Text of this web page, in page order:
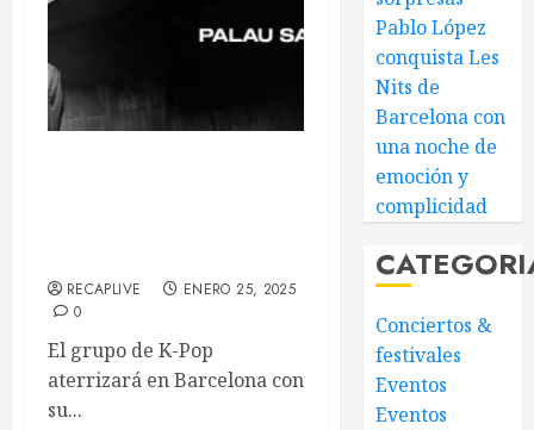
RECAPLIVE
ENERO 25, 2025
0
El grupo de K-Pop
aterrizará en Barcelona con
su...
Pablo López
conquista Les
Nits de
Barcelona con
una noche de
emoción y
complicidad
Conciertos &
festivales
Eventos
Eventos